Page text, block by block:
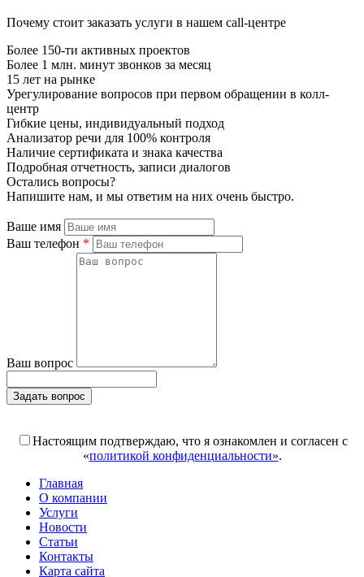
Почему стоит заказать услуги в нашем call-центре
Более 150-ти активных проектов
Более 1 млн. минут звонков за месяц
15 лет на рынке
Урегулирование вопросов при первом обращении в колл-
центр
Гибкие цены, индивидуальный подход
Анализатор речи для 100% контроля
Наличие сертификата и знака качества
Подробная отчетность, записи диалогов
Остались вопросы?
Напишите нам, и мы ответим на них очень быстро.
Ваше имя
Ваш телефон *
Ваш вопрос
Задать вопрос
Настоящим подтверждаю, что я ознакомлен и согласен с
«политикой конфиденциальности».
Главная
О компании
Услуги
Новости
Статьи
Контакты
Карта сайта